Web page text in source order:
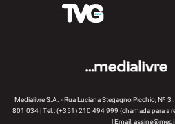
Medialivre S.A. - Rua Luciana Stegagno Picchio, Nº
801 034 | Tel.:(+351) 210 494 999 (chamada para a
| Email: